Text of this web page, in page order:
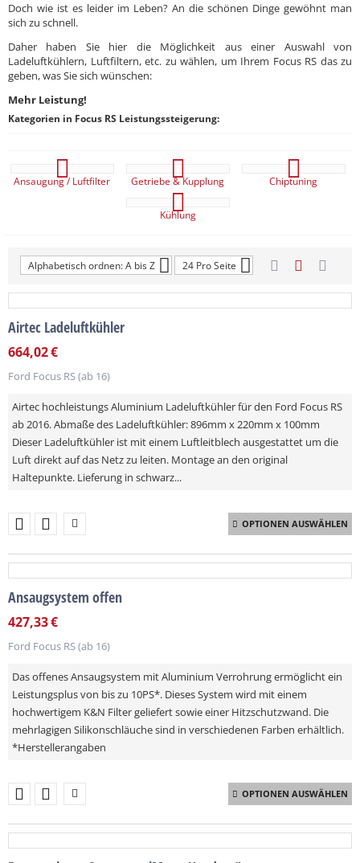
Doch wie ist es leider im Leben? An die schönen Dinge gewöhnt man
sich zu schnell.
Daher haben Sie hier die Möglichkeit aus einer Auswahl von
Ladeluftkühlern, Luftfiltern, etc. zu wählen, um Ihrem Focus RS das zu
geben, was Sie sich wünschen:
Mehr Leistung!
Kategorien in Focus RS Leistungssteigerung:
Ansaugung / Luftfilter Getriebe & Kupplung Chiptuning
Kühlung
Alphabetisch ordnen: A bis Z 24 Pro Seite
Airtec Ladeluftkühler
664,02€
Ford Focus RS (ab 16)
Airtec hochleistungs Aluminium Ladeluftkühler für den Ford Focus RS
ab 2016. Abmaße des Ladeluftkühler: 896mm x 220mm x 100mm
Dieser Ladeluftkühler ist mit einem Luftleitblech ausgestattet um die
Luft direkt auf das Netz zu leiten. Montage an den original
Haltepunkte. Lieferung in schwarz...
OPTIONEN AUSWÄHLEN
Ansaugsystem offen
427,33€
Ford Focus RS (ab 16)
Das offenes Ansaugsystem mit Aluminium Verrohrung ermöglicht ein
Leistungsplus von bis zu 10PS*. Dieses System wird mit einem
hochwertigem K&N Filter geliefert sowie einer Hitzschutzwand. Die
mehrlagigen Silikonschläuche sind in verschiedenen Farben erhältlich.
*Herstellerangaben
OPTIONEN AUSWÄHLEN